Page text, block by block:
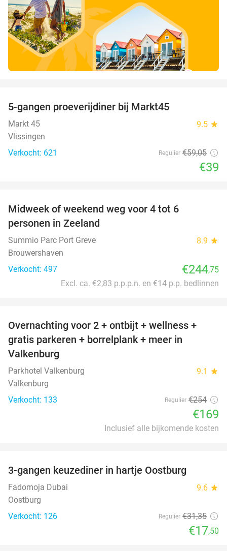
5-gangen proeverijdiner bij Markt45
Markt 45 9.5 star
Vlissingen
Verkocht: 621
Regulier €59,05
€39
Midweek of weekend weg voor 4 tot 6
personen in Zeeland
Summio Parc Port Greve 8.9 star
Brouwershaven
Verkocht: 497
€244,75
Excl. ca. €2,83 p.p.p.n. en €14 p.p. bedlinnen
33%
Overnachting voor 2 + ontbijt + wellness +
gratis parkeren + borrelplank + meer in
Valkenburg
Parkhotel Valkenburg 9.1 star
Valkenburg
Verkocht: 133
Regulier €254
€169
Inclusief alle bijkomende kosten
3-gangen keuzediner in hartje Oostburg
Fadomoja Dubai 9.6 star
Oostburg
Verkocht: 126
Regulier €31,35
€17,50